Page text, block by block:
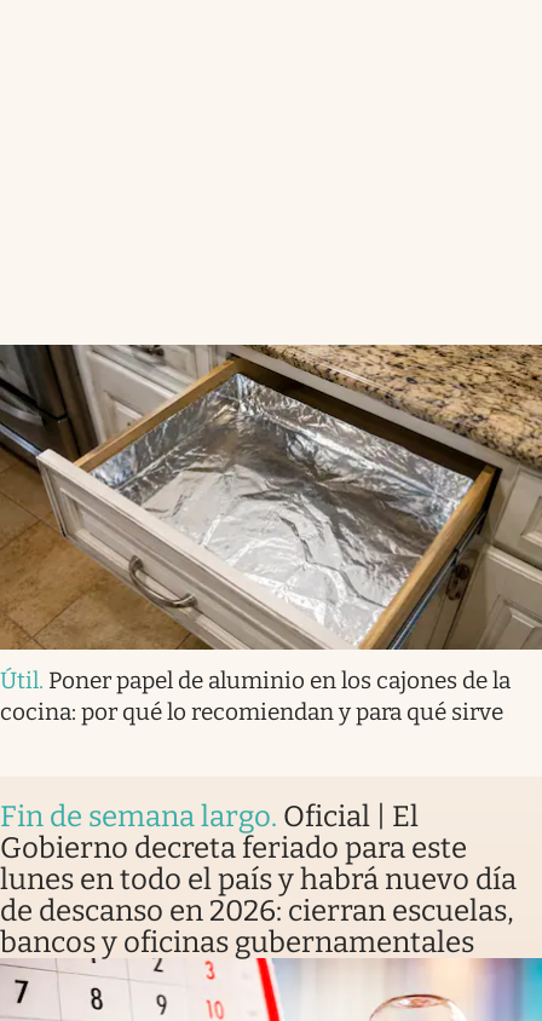
Útil. Poner papel de aluminio en los cajones de la
cocina: por qué lo recomiendan y para qué sirve
Fin de semana largo. Oficial | El
Gobierno decreta feriado para este
lunes en todo el país y habrá nuevo día
de descanso en 2026: cierran escuelas,
bancos y oficinas gubernamentales